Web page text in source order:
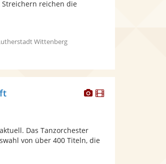
reichen die
Wittenberg
Dieser
bereit.
Dieser
Das Tanzorchester
von über 400 Titeln, die